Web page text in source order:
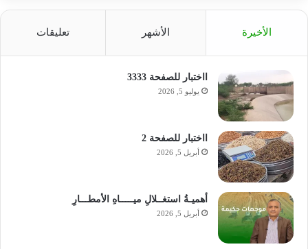
الأخيرة الأشهر تعليقات
ااختبار للصفحة 3333
يوليو 5, 2026
ااختبار للصفحة 2
أبريل 5, 2026
أهميـةُ استغــلالِ ميـــــاهِ الأمطـــارِ
أبريل 5, 2026